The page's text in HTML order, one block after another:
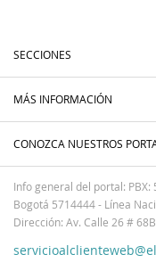
SECCIONES
MÁS INFORMACIÓN
CONOZCA NUESTROS
Info general del portal: PBX:
Bogotá 5714444 - Línea
Dirección: Av. Calle 26 #